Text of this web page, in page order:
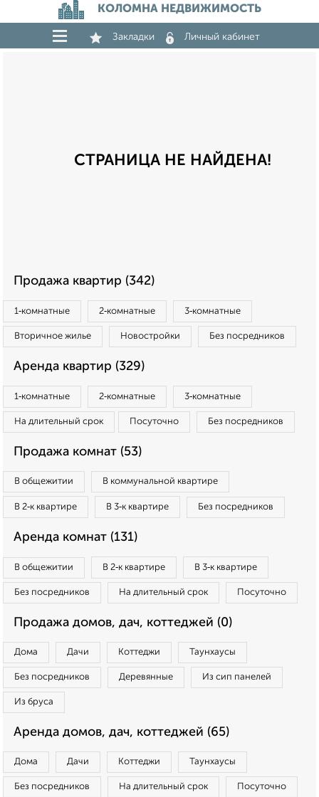
КОЛОМНА НЕДВИЖИМОСТЬ
Закладки Личный кабинет
СТРАНИЦА НЕ НАЙДЕНА!
Продажа квартир (342)
1‑комнатные 2‑комнатные 3‑комнатные
Вторичное жилье Новостройки Без посредников
Аренда квартир (329)
1‑комнатные 2‑комнатные 3‑комнатные
На длительный срок Посуточно Без посредников
Продажа комнат (53)
В общежитии В коммунальной квартире
В 2‑к квартире В 3‑к квартире Без посредников
Аренда комнат (131)
В общежитии В 2‑к квартире В 3‑к квартире
Без посредников На длительный срок Посуточно
Продажа домов, дач, коттеджей (0)
Дома Дачи Коттеджи Таунхаусы
Без посредников Деревянные Из сип панелей
Из бруса
Аренда домов, дач, коттеджей (65)
Дома Дачи Коттеджи Таунхаусы
Без посредников На длительный срок Посуточно